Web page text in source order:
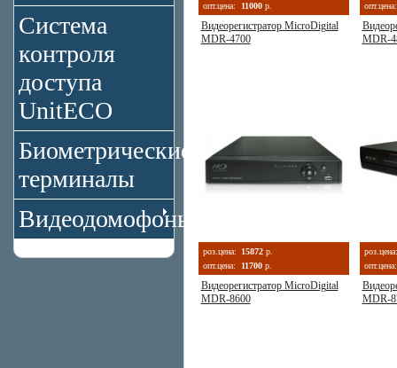
Система
контроля
доступа
UnitECO
Биометрические
терминалы
Видеодомофоны
опт.цена:
11000 р.
Видеорегистратор MicroDigital
MDR-4700
опт.цена:
MDR-
роз.цена: 15872 р.
опт.цена:
11700 р.
Видеорегистратор MicroDigital
MDR-8600
роз.цена:
опт.цена:
MDR-